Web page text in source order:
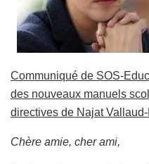
Communiqué de SOS-
des nouveaux manuels
directives de Najat
Chère amie, cher ami,